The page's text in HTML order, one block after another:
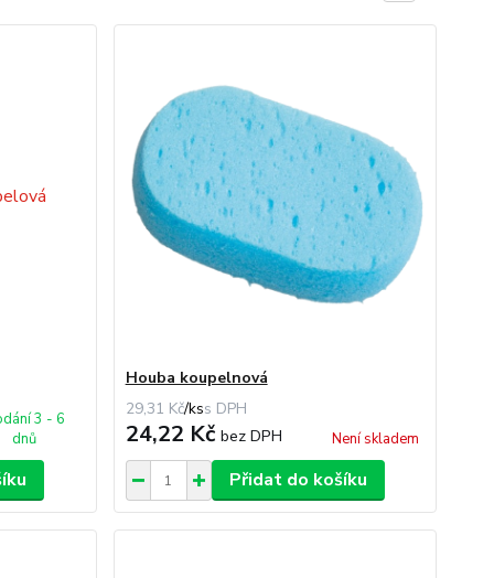
3 - 6
dnů
Houba koupelnová
29,31 Kč/ks
24,22 Kč bez DPH Není skladem
Přidat do košíku